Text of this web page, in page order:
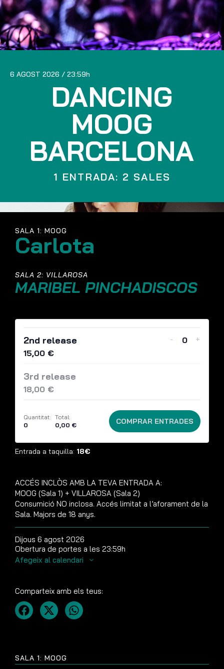
6 AGOST 2026 23:59
DANCING
MOOG
BARCELONA
1 ENTRADA: 2 SALES
SALA 1: MOOG
SALA 1: MOOG
Carlota
SALA 2: VILLAROSA
MARIBEL PINCHADISCOS
2nd release
15,00 €
- +
3rd release
18,00 €
Quantitat:
0
Total:
0,00 € COMPRAR ENTRADES
Entrada a taquilla: 18€
ACCÉS INCLÒS AMB LA TEVA ENTRADA A:
MOOG (Sala 1) + VILLAROSA (Sala 2)
Consumició NO inclosa. Accés limitat a l’aforament de la
Sala. Majors de 18 anys.
Dijous 6 agost 2026
Obertura de portes a les 23:59h
Afegeix al calendari
Comparteix amb els teus: